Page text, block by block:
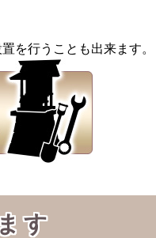
を行うことも出来ます。
す